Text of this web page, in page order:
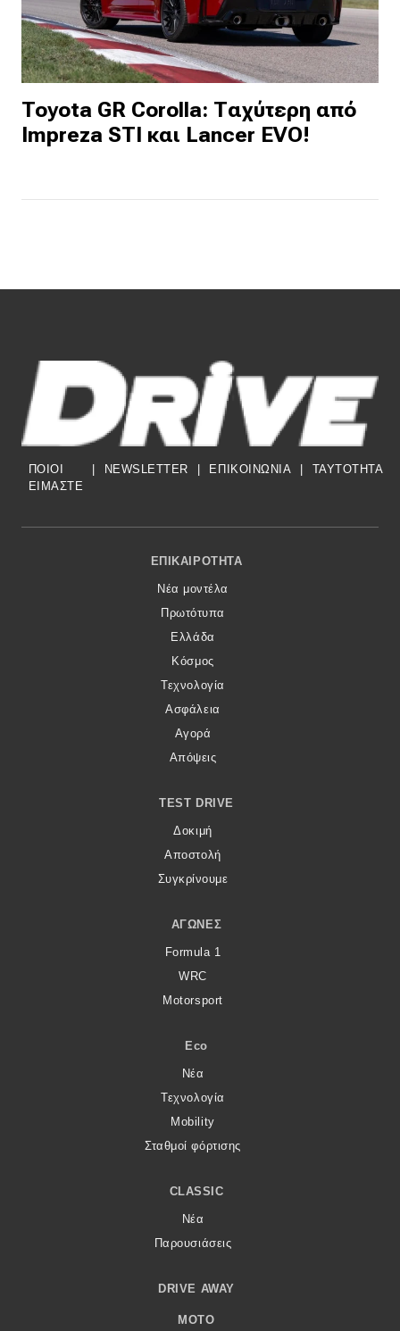
Toyota GR Corolla: Ταχύτερη από
Impreza STI και Lancer EVO!
ΠΟΙΟΙ
ΕΙΜΑΣΤΕ
NEWSLETTER ΕΠΙΚΟΙΝΩΝΙΑ TAYTOTHTA
Footer Menu
ΕΠΙΚΑΙΡΌΤΗΤΑ
Νέα μοντέλα
Πρωτότυπα
Ελλάδα
Κόσμος
Τεχνολογία
Ασφάλεια
Αγορά
Απόψεις
TEST DRIVE
Δοκιμή
Αποστολή
Συγκρίνουμε
ΑΓΏΝΕΣ
Formula 1
WRC
Motorsport
Eco
Νέα
Τεχνολογία
Mobility
Σταθμοί φόρτισης
CLASSIC
Νέα
Παρουσιάσεις
DRIVE AWAY
MOTO